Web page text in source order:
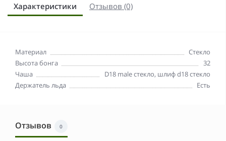
Характеристики Отзывов (0)
Материал
Стекло
Высота бонга
32
Чаша
D18 male стекло, шлиф d18 стекло
Держатель льда
Есть
Отзывов 0